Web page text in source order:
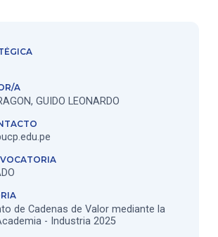
A
GUIDO LEONARDO
de Cadenas de Valor mediante la
- Industria 2025